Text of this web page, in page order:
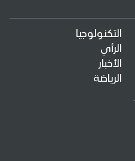
التكنولوجيا
الرأي
الأخبار
الرياضة